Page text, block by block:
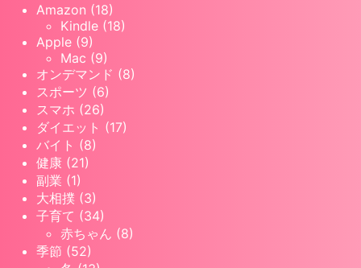
Amazon (18)
Kindle (18)
Apple (9)
Mac (9)
オンデマンド (8)
スポーツ (6)
スマホ (26)
ダイエット (17)
バイト (8)
健康 (21)
副業 (1)
大相撲 (3)
子育て (34)
赤ちゃん (8)
季節 (52)